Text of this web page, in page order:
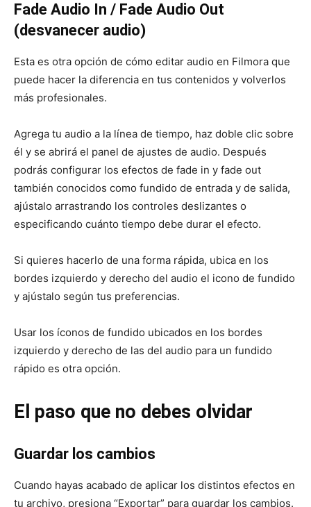
Fade Audio In / Fade Audio Out
(desvanecer audio)
Esta es otra opción de cómo editar audio en Filmora que
puede hacer la diferencia en tus contenidos y volverlos
más profesionales.
Agrega tu audio a la línea de tiempo, haz doble clic sobre
él y se abrirá el panel de ajustes de audio. Después
podrás configurar los efectos de fade in y fade out
también conocidos como fundido de entrada y de salida,
ajústalo arrastrando los controles deslizantes o
especificando cuánto tiempo debe durar el efecto.
Si quieres hacerlo de una forma rápida, ubica en los
bordes izquierdo y derecho del audio el icono de fundido
y ajústalo según tus preferencias.
Usar los íconos de fundido ubicados en los bordes
izquierdo y derecho de las del audio para un fundido
rápido es otra opción.
El paso que no debes olvidar
Guardar los cambios
Cuando hayas acabado de aplicar los distintos efectos en
tu archivo, presiona “Exportar” para guardar los cambios.